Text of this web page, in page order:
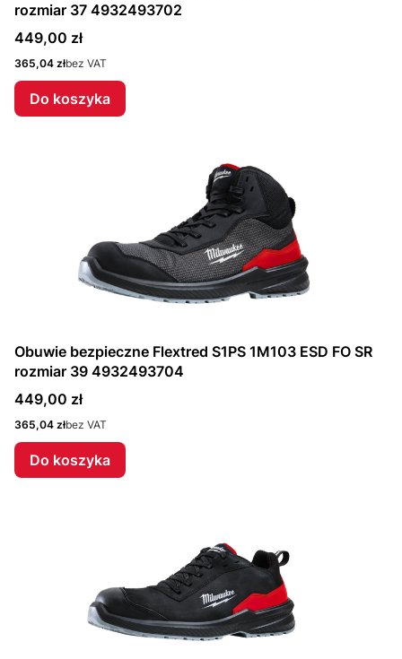
rozmiar 37 4932493702
Cena
449,00 zł
Cena
365,04 złbez VAT
Do koszyka
Obuwie bezpieczne Flextred S1PS 1M103 ESD FO SR
rozmiar 39 4932493704
Cena
449,00 zł
Cena
365,04 złbez VAT
Do koszyka